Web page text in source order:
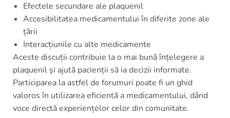
Efectele secundare ale plaquenil
Accesibilitatea medicamentului în diferite zone ale
țării
Interacțiunile cu alte medicamente
Aceste discuții contribuie la o mai bună înțelegere a
plaquenil și ajută pacienții să ia decizii informate.
Participarea la astfel de forumuri poate fi un ghid
valoros în utilizarea eficientă a medicamentului, dând
voce directă experiențelor celor din comunitate.